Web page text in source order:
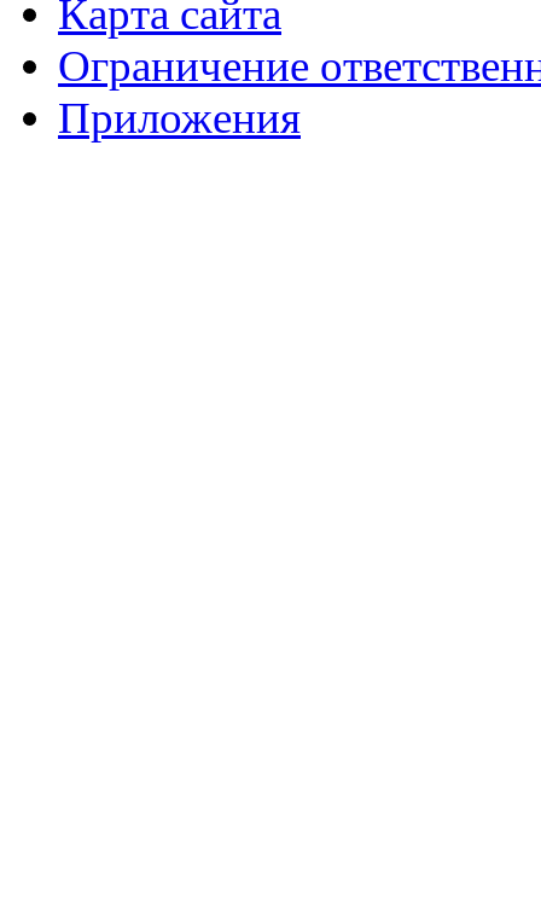
Карта сайта
Ограничение
Приложения